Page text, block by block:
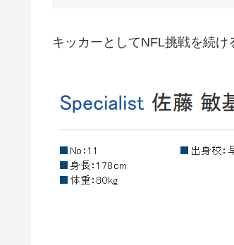
キッカーとしてNFL挑戦を続け